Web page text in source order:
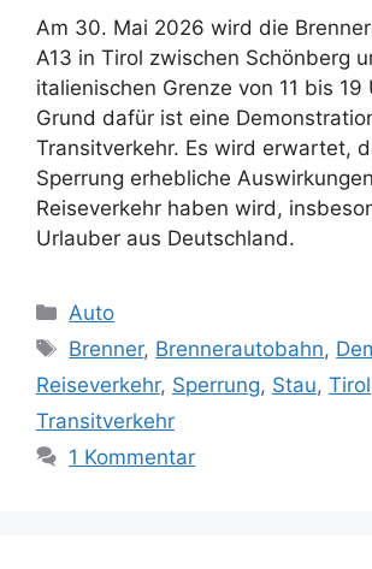
Am 30. Mai 2026 wird die
A13 in Tirol zwischen Schönberg
italienischen Grenze von 11 bis 19
Grund dafür ist eine
Transitverkehr. Es wird erwartet,
Sperrung erhebliche
Reiseverkehr haben wird,
Urlauber aus Deutschland.
Kategorien
Auto
Schlagwörter
Brenner, Brennerautobahn,
Reiseverkehr, Sperrung, Stau, Tirol
Transitverkehr
1 Kommentar